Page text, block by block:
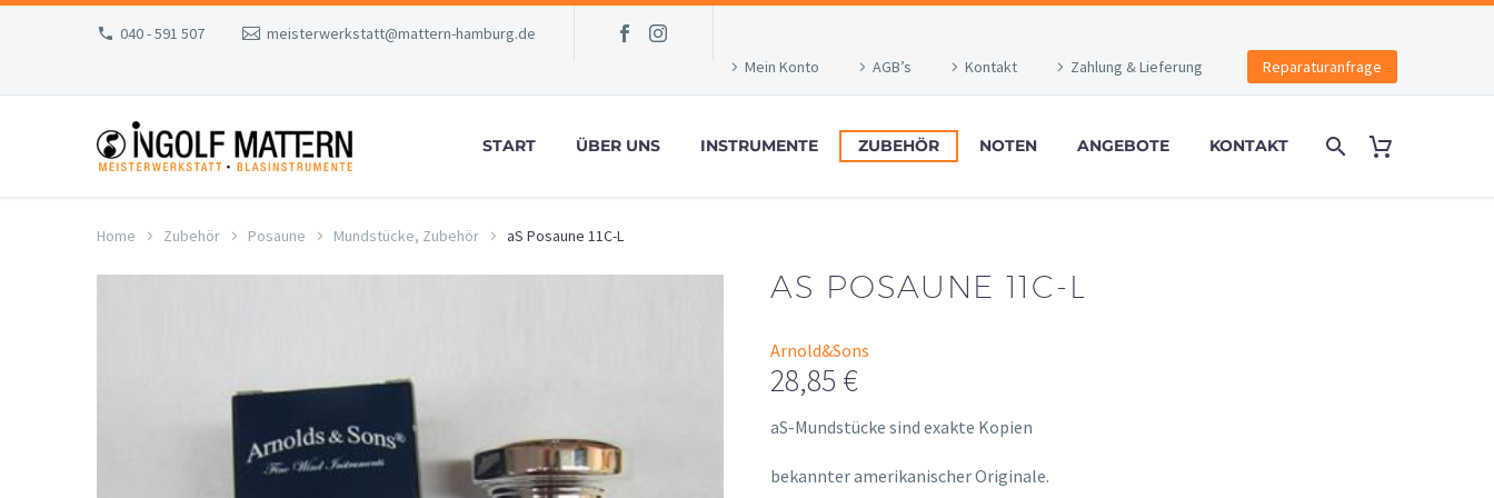
040 - 591 507
meisterwerkstatt@mattern-hamburg.de
Mein Konto
AGB’s Kontakt Zahlung & Lieferung Reparaturanfrage
START ÜBER UNS INSTRUMENTE ZUBEHÖR NOTEN ANGEBOTE KONTAKT
Home Zubehör Posaune Mundstücke, Zubehör aS Posaune 11C-L
AS POSAUNE 11C-L
Arnold&Sons
28,85 €
aS-Mundstücke sind exakte Kopien
osteopathe-nyon-cabinet-monney
bekannter amerikanischer Originale.